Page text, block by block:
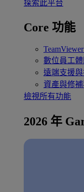
探索此平台
Core 功能
數位員工
遠端支援與
資產與修
檢視所有功能
2026 年